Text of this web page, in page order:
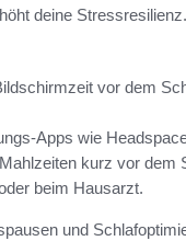
deine
vor dem
Apps wie
kurz vor dem
beim Hausarzt.
und